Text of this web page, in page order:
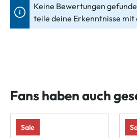
Keine Bewertungen
teile deine Erkenntnisse mit
Fans haben auch
Sale